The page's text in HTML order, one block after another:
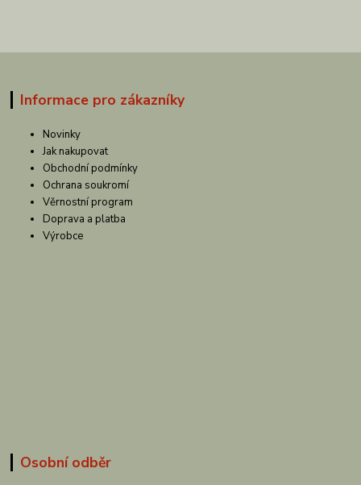
Informace pro zákazníky
Novinky
Jak nakupovat
Obchodní podmínky
Ochrana soukromí
Věrnostní program
Doprava a platba
Výrobce
Osobní odběr